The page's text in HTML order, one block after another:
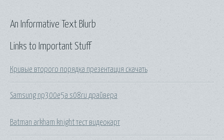
Links to Important Stuff
Кривые второго порядка презентация скачать
Samsung np300e5a s08ru драйвера
Batman arkham knight тест видеокарт
An Informative Text Blurb